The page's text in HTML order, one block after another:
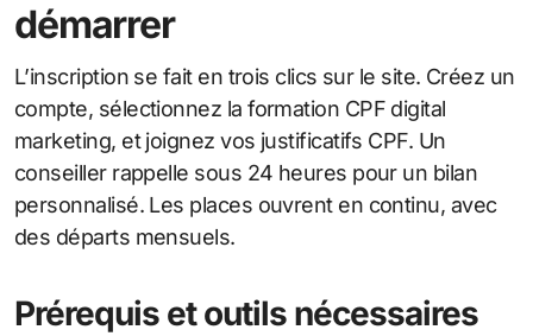
démarrer
L’inscription se fait en trois clics sur le site. Créez un
compte, sélectionnez la formation CPF digital
marketing, et joignez vos justificatifs CPF. Un
conseiller rappelle sous 24 heures pour un bilan
personnalisé. Les places ouvrent en continu, avec
des départs mensuels.
Prérequis et outils nécessaires